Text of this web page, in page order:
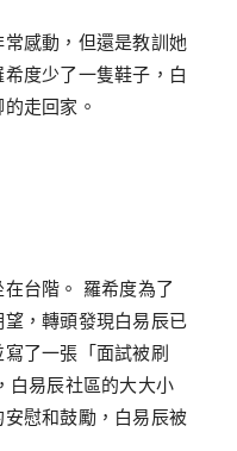
感動，但還是教訓她
度少了一隻鞋子，白
走回家。
在台階 。 羅希度為了
望 ， 轉頭發現白易辰已
寫了一張 「 面試被刷
， 白易辰社區的大大小
安慰和鼓勵， 白易辰被